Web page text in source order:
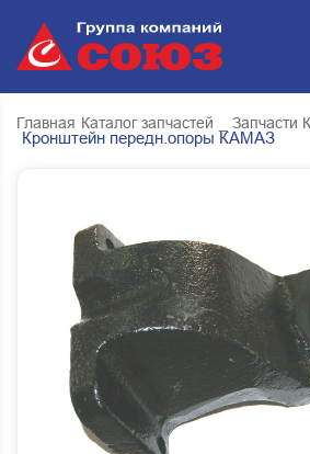
Главная Каталог запчастей _
Кронштейн передн.опоры КАМАЗ